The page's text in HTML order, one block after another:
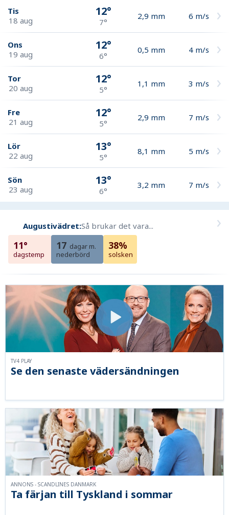
Tis
18 aug
12°
7°
2,9 mm 6 m/s
Ons
19 aug
12°
6°
0,5 mm 4 m/s
Tor
20 aug
12°
5°
1,1 mm 3 m/s
Fre
21 aug
12°
5°
2,9 mm 7 m/s
Lör
22 aug
13°
5°
8,1 mm 5 m/s
Sön
23 aug
13°
6°
3,2 mm 7 m/s
Augustivädret:Så brukar det vara...
11°
dagstemp
17 dagar m.
nederbörd
38%
solsken
Se den senaste vädersändningen
TV4 PLAY
Ta färjan till Tyskland i sommar
ANNONS - SCANDLINES DANMARK